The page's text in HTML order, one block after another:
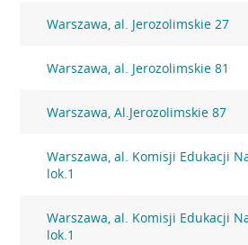
Warszawa, al. Jerozolimskie 27
Warszawa, al. Jerozolimskie 81
Warszawa, Al.Jerozolimskie 87
Warszawa, al. Komisji Edukacji
lok.1
Warszawa, al. Komisji Edukacji
lok.1